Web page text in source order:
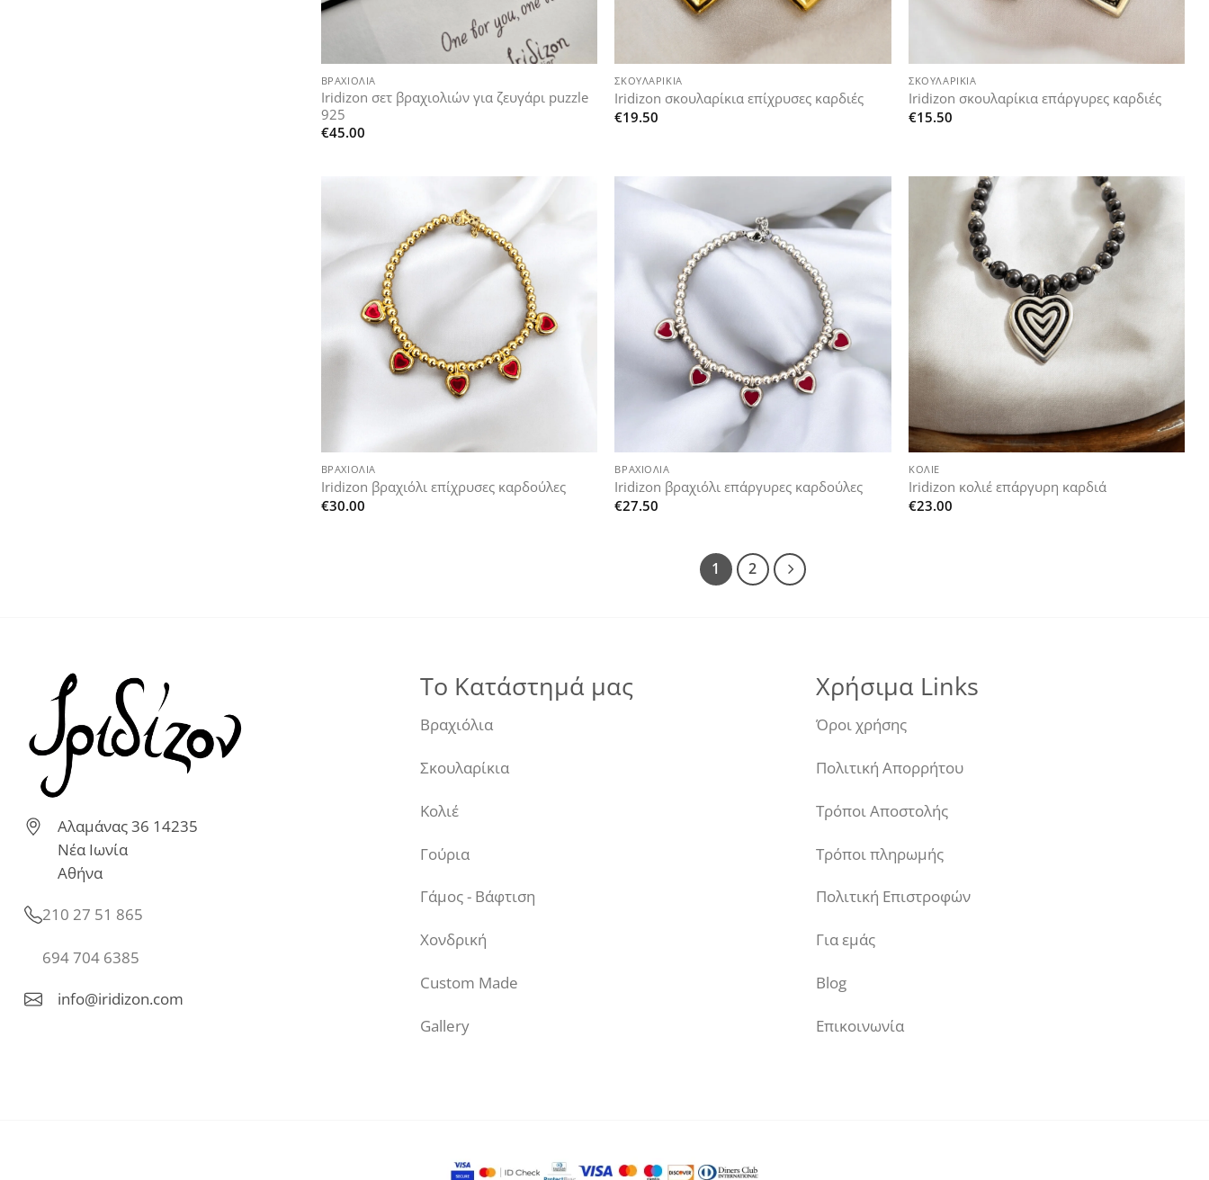
ΒΡΑΧΙΌΛΙΑ
Iridizon σετ βραχιολιών για ζευγάρι puzzle
925
€45.00
ΣΚΟΥΛΑΡΊΚΙΑ
Iridizon σκουλαρίκια επίχρυσες καρδιές
€19.50
ΣΚΟΥΛΑΡΊΚΙΑ
Iridizon σκουλαρίκια επάργυρες καρδιές
€15.50
ΒΡΑΧΙΌΛΙΑ
Iridizon βραχιόλι επίχρυσες καρδούλες
€30.00
Add to
ΒΡΑΧΙΌΛΙΑ
Iridizon βραχιόλι επάργυρες καρδούλες
€27.50
wishlist
+
ΚΟΛΙΈ
Iridizon κολιέ επάργυρη καρδιά
€23.00
1 2
Αλαμάνας 36 14235
Νέα Ιωνία
Αθήνα
210 27 51 865
694 704 6385
info@iridizon.com
Το Κατάστημά μας
Βραχιόλια
Σκουλαρίκια
Κολιέ
Γούρια
Γάμος - Βάφτιση
Χονδρική
Custom Made
Gallery
Χρήσιμα Links
Όροι χρήσης
Πολιτική Απορρήτου
Τρόποι Αποστολής
Τρόποι πληρωμής
Πολιτική Επιστροφών
Για εμάς
Blog
Επικοινωνία